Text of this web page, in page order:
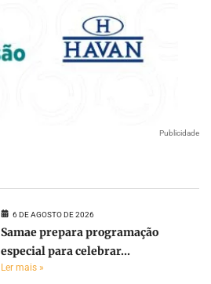
Publicidade
6 DE AGOSTO DE 2026
Samae prepara programação
especial para celebrar...
Ler mais »